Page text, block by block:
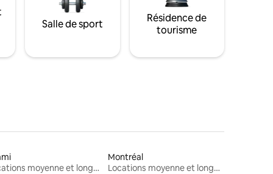
Salle de sport
Résidence de
tourisme
Locations moyenne et longue durée
Montréal
Locations moyenne et longue durée